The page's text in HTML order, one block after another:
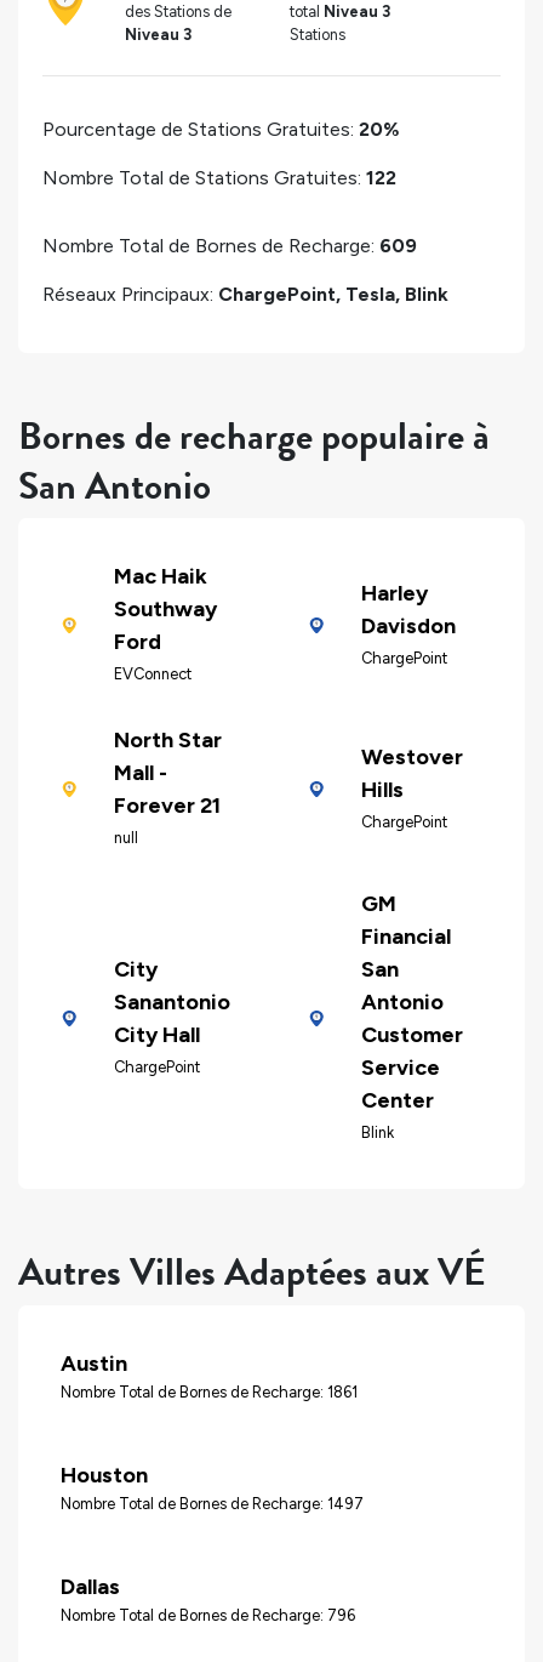
des Stations de
Niveau 3
total Niveau 3
Stations
Pourcentage de Stations Gratuites: 20%
Nombre Total de Stations Gratuites: 122
Nombre Total de Bornes de Recharge: 609
Réseaux Principaux: ChargePoint, Tesla, Blink
Bornes de recharge populaire à
San Antonio
Mac Haik
Southway
Ford
EVConnect
Harley
Davisdon
ChargePoint
North Star
Mall -
Forever 21
null
Westover
Hills
ChargePoint
City
Sanantonio
City Hall
ChargePoint
GM
Financial
San
Antonio
Customer
Service
Center
Blink
Autres Villes Adaptées aux VÉ
Austin
Nombre Total de Bornes de Recharge: 1861
Houston
Nombre Total de Bornes de Recharge: 1497
Dallas
Nombre Total de Bornes de Recharge: 796